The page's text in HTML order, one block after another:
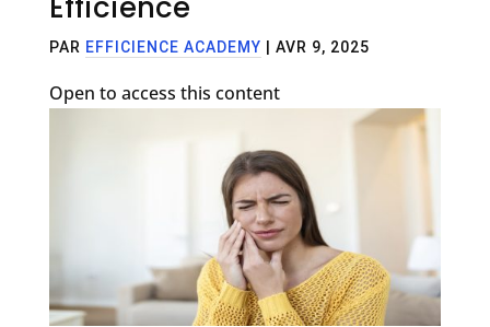
PAR EFFICIENCE ACADEMY AVR 9, 2025
Open to access this content